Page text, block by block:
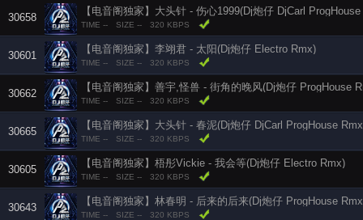
30658
【电音阁独家】大头针 - 伤心1999(Dj炮仔 DjCarl
TIME -- SIZE -- 320 KBPS
30601
【电音阁独家】李翊君 - 太阳(Dj炮仔 Electro Rmx)
TIME -- SIZE -- 320 KBPS
30662
TIME -- SIZE -- 320 KBPS
30665
【电音阁独家】大头针 - 春泥(Dj炮仔 DjCarl ProgHouse
TIME -- SIZE -- 320 KBPS
30605
【电音阁独家】梧彤Vickie - 我会等(Dj炮仔 Electro Rmx)
TIME -- SIZE -- 320 KBPS
30643
【电音阁独家】林春明 - 后来的后来(Dj炮仔 ProgHouse
TIME -- SIZE -- 320 KBPS